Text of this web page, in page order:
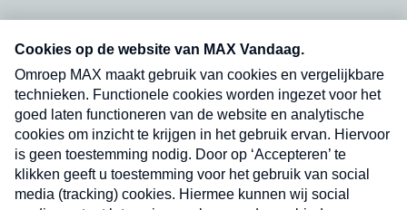
Neem hier een gratis abonnement op onze
nieuwsbrief. Elke vrijdag- en dinsdagochtend in
uw mailbox.
Verzend